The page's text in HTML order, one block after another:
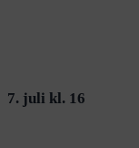
7. juli kl. 16